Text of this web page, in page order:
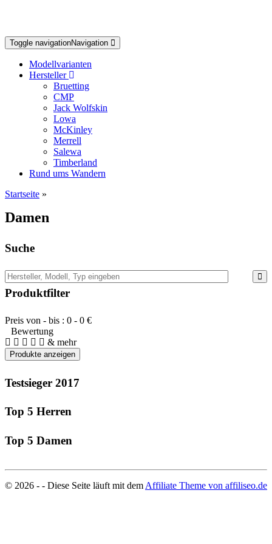
Toggle navigationNavigation
Modellvarianten
Hersteller
Bruetting
CMP
Jack Wolfskin
Lowa
McKinley
Merrell
Salewa
Timberland
Rund ums Wandern
Startseite »
Damen
Suche
Produktfilter
Preis von - bis : 0 - 0 €
Bewertung
& mehr
Testsieger 2017
Top 5 Herren
Top 5 Damen
© 2026 - - Diese Seite läuft mit dem Affiliate Theme von affiliseo.de